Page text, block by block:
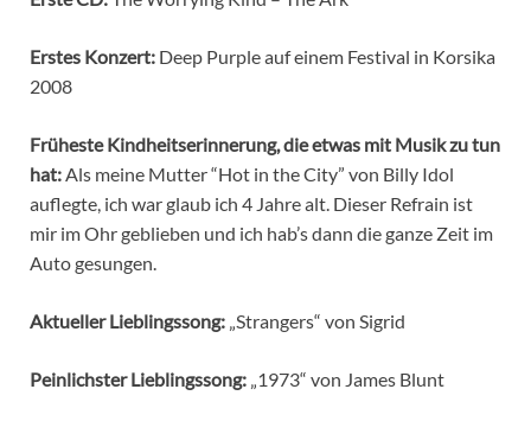
Erstes Konzert: Deep Purple auf einem Festival in Korsika
2008
Früheste Kindheitserinnerung, die etwas mit Musik zu tun
hat:Als meine Mutter “Hot in the City” von Billy Idol
auflegte, ich war glaub ich 4 Jahre alt. Dieser Refrain ist
mir im Ohr geblieben und ich hab’s dann die ganze Zeit im
Auto gesungen.
Aktueller Lieblingssong: „Strangers“ von Sigrid
Peinlichster Lieblingssong: „1973“ von James Blunt